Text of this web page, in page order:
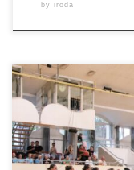
by iroda
CZ-Gyulasport Nkft –
mérkőzéssel indította
a CZ-Gyulasport